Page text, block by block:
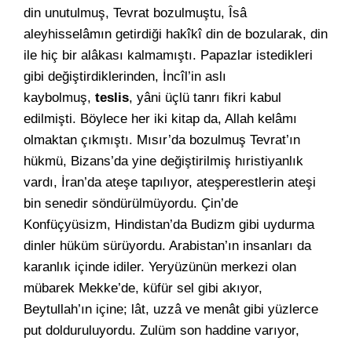
din unutulmuş, Tevrat bozulmuştu, Îsâ
aleyhisselâmın getirdiği hakîkî din de bozularak, din
ile hiç bir alâkası kalmamıştı. Papazlar istedikleri
gibi değiştirdiklerinden, İncîl’in aslı
kaybolmuş, teslis, yâni üçlü tanrı fikri kabul
edilmişti. Böylece her iki kitap da, Allah kelâmı
olmaktan çıkmıştı. Mısır’da bozulmuş Tevrat’ın
hükmü, Bizans’da yine değiştirilmiş hıristiyanlık
vardı, İran’da ateşe tapılıyor, ateşperestlerin ateşi
bin senedir söndürülmüyordu. Çin’de
Konfüçyüsizm, Hindistan’da Budizm gibi uydurma
dinler hüküm sürüyordu. Arabistan’ın insanları da
karanlık içinde idiler. Yeryüzünün merkezi olan
mübarek Mekke’de, küfür sel gibi akıyor,
Beytullah’ın içine; lât, uzzâ ve menât gibi yüzlerce
put dolduruluyordu. Zulüm son haddine varıyor,